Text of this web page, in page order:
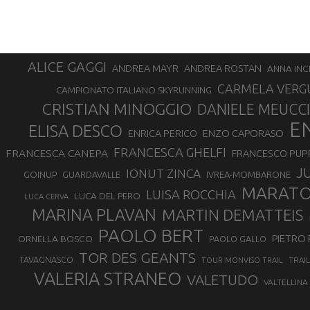
ALICE GAGGI ANDREA MAYR ANDREA ROSTAN ANNA
CAMPIONATO ITALIANO SKYRUNNING CARMELA
CRISTIAN MINOGGIO DANIELE MEUCCI
ELISA DESCO ENRICA PERICO ENZO CAPORASO
FRANCESCA CANEPA FRANCESCA GHELFI FRANCESCO
GOINUP GUARDAVALLE IONUT ZINCA IVREA-MOMBARONE
LUCA CERVA LUCA DEL PERO LUISA ROCCHIA
MARINA PLAVAN MARTIN DEMATTEIS
ORNELLA BOSCO PAOLO BERT PAOLO GALLO PIETRO
TAVAGNASCO TOR DES GEANTS TOUR MONVISO TRAIL
VALERIA STRANEO VALETUDO VALTELLINA